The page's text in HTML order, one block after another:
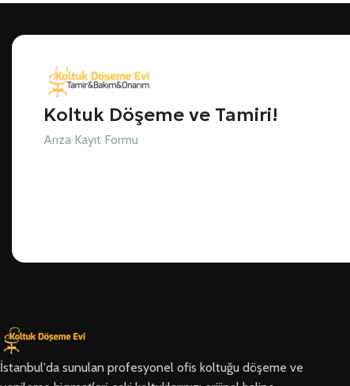
Koltuk Döşeme ve Tamiri!
Arıza Kayıt Formu
İstanbul'da sunulan profesyonel ofis koltuğu döşeme ve